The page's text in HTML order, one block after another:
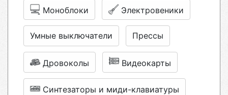
Моноблоки Электровеники
Умные выключатели Прессы
Дровоколы Видеокарты
Синтезаторы и миди-клавиатуры